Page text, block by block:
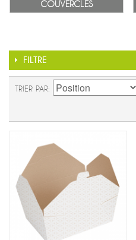
COUVERCLES
FILTRE
TRIER PAR